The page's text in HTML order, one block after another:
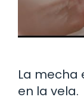
La mecha
en la vela.